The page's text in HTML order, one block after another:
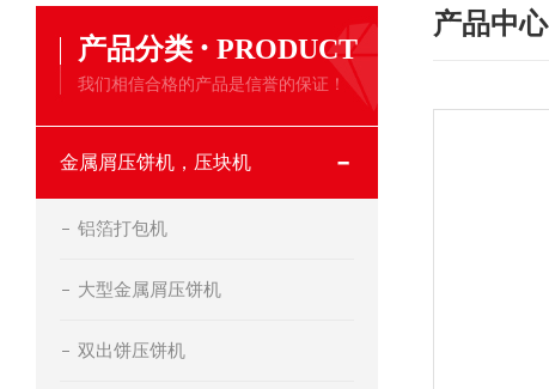
产品分类 · PRODUCT
我们相信合格的产品是信誉的保证！
金属屑压饼机，压块机
铝箔打包机
大型金属屑压饼机
双出饼压饼机
产品中心